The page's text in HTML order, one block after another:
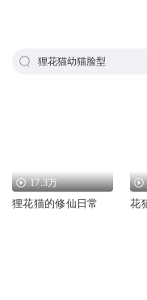
狸花猫幼猫脸型
17.3万
狸花猫的修仙日常 花